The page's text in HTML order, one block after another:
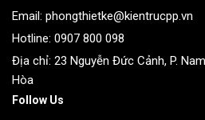
Email: phongthietke@kientrucpp.vn
Hotline: 0907 800 098
Địa chỉ: 23 Nguyễn Đức Cảnh, P.
Hòa
Follow Us